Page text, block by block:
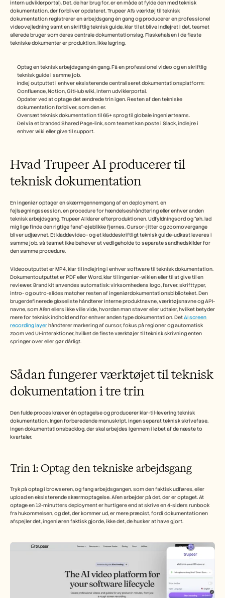
intern udviklerportal). Det, de har brug for, er en måde at fylde den med teknisk
dokumentation, der forbliver opdateret. Trupeer AI's værktøj til teknisk
dokumentation registrerer en arbejdsgang én gang og producerer en professionel
videovejledning samt en skriftlig teknisk guide, klar til at blive indlejret i det, teamet
allerede bruger som deres centrale dokumentationslag. Flaskehalsen i de fleste
tekniske dokumenter er produktion, ikke lagring.
Optag en teknisk arbejdsgang én gang. Få en professionel video og en skriftlig
teknisk guide i samme job.
Indlej outputtet i enhver eksisterende centraliseret dokumentationsplatform:
Confluence, Notion, GitHub wiki, intern udviklerportal.
Opdater ved at optage det ændrede trin igen. Resten af den tekniske
dokumentation forbliver, som den er.
Oversæt teknisk dokumentation til 65+ sprog til globale ingeniørteams.
Del via et branded Shared Page-link, som teamet kan poste i Slack, indlejre i
enhver wiki eller give til support.
Hvad Trupeer AI producerer til
teknisk dokumentation
En ingeniør optager en skærmgennemgang af en deployment, en
fejlsøgningssession, en procedure for hændelseshåndtering eller enhver anden
teknisk arbejdsgang. Trupeer AI klarer efterproduktionen. Udfyldningsord og "øh, lad
mig lige finde den rigtige fane"-øjeblikke fjernes. Cursor-jitter og zoomovergange
bliver udjævnet. Et kladdevideo- og et kladdeskriftligt teknisk guide-udkast leveres i
samme job, så teamet ikke behøver at vedligeholde to separate sandhedskilder for
den samme procedure.
Videooutputtet er MP4, klar til indlejring i enhver software til teknisk dokumentation.
Dokumentoutputtet er PDF eller Word, klar til ingeniør-wikien eller til at give til en
reviewer. Brand kit anvendes automatisk: virksomhedens logo, farver, skrifttyper,
intro- og outro-slides matcher resten af ingeniørdokumentationsbiblioteket. Den
brugerdefinerede gloseliste håndterer interne produktnavne, værktøjsnavne og API-
navne, som AI'en ellers ikke ville vide, hvordan man staver eller udtaler, hvilket betyder
mere for teknisk indhold end for enhver anden type dokumentation. Det AI screen
recording layer håndterer markering af cursor, fokus på regioner og automatisk
zoom ved UI-interaktioner, hvilket de fleste værktøjer til teknisk skrivning enten
springer over eller gør dårligt.
Sådan fungerer værktøjet til teknisk
dokumentation i tre trin
Den fulde proces kræver én optagelse og producerer klar-til-levering teknisk
dokumentation. Ingen forberedende manuskript, ingen separat teknisk skrivefase,
ingen dokumentationsbacklog, der skal arbejdes igennem i løbet af de næste to
kvartaler.
Trin 1: Optag den tekniske arbejdsgang
Tryk på optag i browseren, og fang arbejdsgangen, som den faktisk udføres, eller
upload en eksisterende skærmoptagelse. AI'en arbejder på det, der er optaget. At
optage en 12-minutters deployment er hurtigere end at skrive en 4-siders runbook
fra hukommelsen, og det, der kommer ud, er mere præcist, fordi dokumentationen
afspejler det, ingeniøren faktisk gjorde, ikke det, de husker at have gjort.
Customer Stories
Help Center
Pricing
Careers
See more
Book a Demo
Start Free Trial